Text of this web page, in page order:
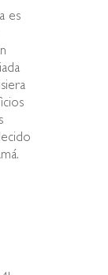
es